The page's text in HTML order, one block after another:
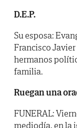
D.E.P.
Su esposa:
Francisco Javier
hermanos
familia.
Ruegan una
FUNERAL:
mediodía, en la